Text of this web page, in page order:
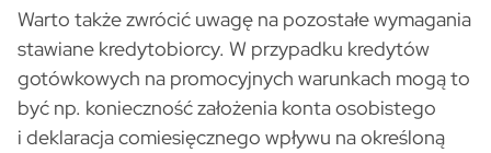
Warto także zwrócić uwagę na pozostałe wymagania
stawiane kredytobiorcy. W przypadku kredytów
gotówkowych na promocyjnych warunkach mogą to
być np. konieczność założenia konta osobistego
i deklaracja comiesięcznego wpływu na określoną